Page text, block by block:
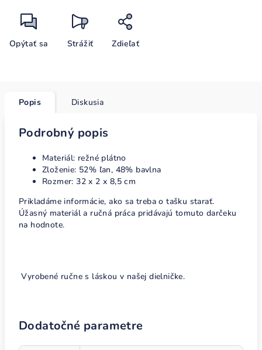
Opýtať sa Strážiť Zdieľať
Popis Diskusia
Podrobný popis
Materiál: režné plátno
Zloženie: 52% ľan, 48% bavlna
Rozmer: 32 x 2 x 8,5 cm
Prikladáme informácie, ako sa treba o tašku starať.
Úžasný materiál a ručná práca pridávajú tomuto darčeku
na hodnote.
Vyrobené ručne s láskou v našej dielničke.
Dodatočné parametre